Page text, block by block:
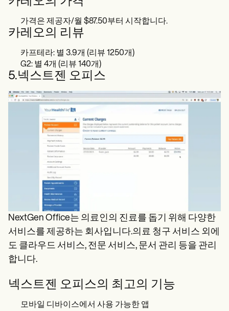
가격은 제공자/월 $87.50부터 시작합니다.
카레오의 리뷰
카프테라: 별 3.9개 (리뷰 1250개)
G2: 별 4개 (리뷰 140개)
5.넥스트젠 오피스
NextGen Office는 의료인의 진료를 돕기 위해 다양한
서비스를 제공하는 회사입니다.의료 청구 서비스 외에
도 클라우드 서비스, 전문 서비스, 문서 관리 등을 관리
합니다.
넥스트젠 오피스의 최고의 기능
모바일 디바이스에서 사용 가능한 앱